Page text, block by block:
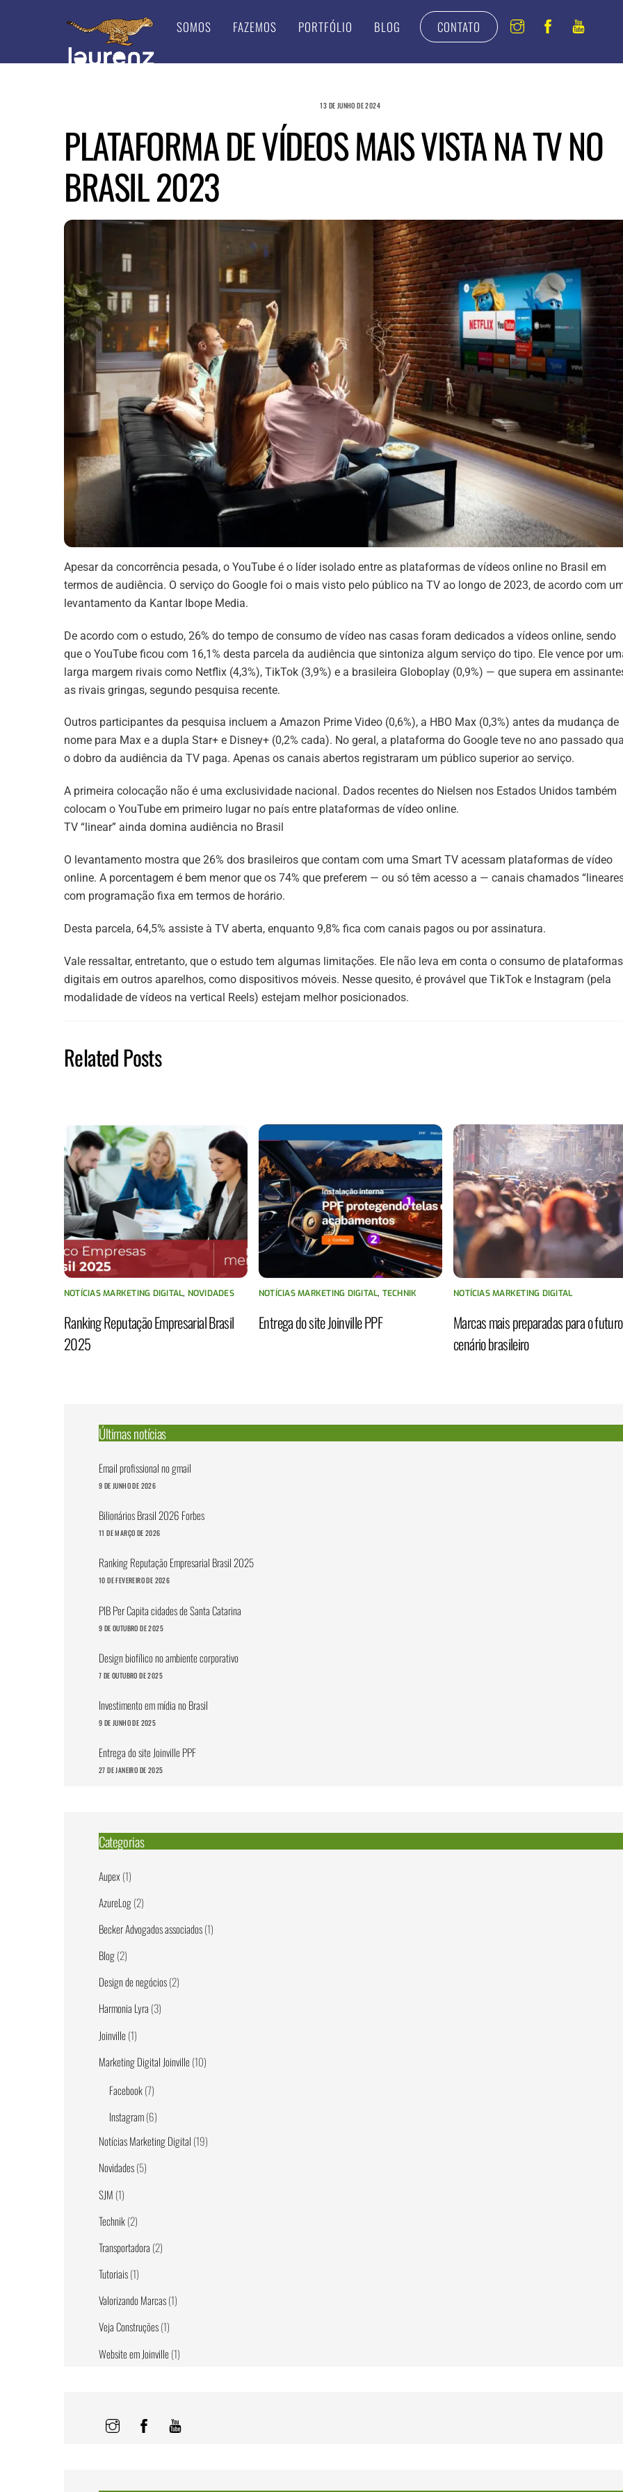
InstagramFacebook
SOMOS FAZEMOS PORTFÓLIO BLOG CONTATO
13 DE JUNHO DE 2024
PLATAFORMA DE VÍDEOS MAIS VISTA NA TV NO
BRASIL 2023
Apesar da concorrência pesada, o YouTube é o líder isolado entre as plataformas de vídeos online no Brasil em
termos de audiência. O serviço do Google foi o mais visto pelo público na TV ao longo de 2023, de acordo com
levantamento da Kantar Ibope Media.
De acordo com o estudo, 26% do tempo de consumo de vídeo nas casas foram dedicados a vídeos online, sendo
que o YouTube ficou com 16,1% desta parcela da audiência que sintoniza algum serviço do tipo. Ele vence por
larga margem rivais como Netflix (4,3%), TikTok (3,9%) e a brasileira Globoplay (0,9%) — que supera em
as rivais gringas, segundo pesquisa recente.
Outros participantes da pesquisa incluem a Amazon Prime Video (0,6%), a HBO Max (0,3%) antes da mudança de
nome para Max e a dupla Star+ e Disney+ (0,2% cada). No geral, a plataforma do Google teve no ano passado
o dobro da audiência da TV paga. Apenas os canais abertos registraram um público superior ao serviço.
A primeira colocação não é uma exclusividade nacional. Dados recentes do Nielsen nos Estados Unidos também
colocam o YouTube em primeiro lugar no país entre plataformas de vídeo online.
TV “linear” ainda domina audiência no Brasil
O levantamento mostra que 26% dos brasileiros que contam com uma Smart TV acessam plataformas de vídeo
online. A porcentagem é bem menor que os 74% que preferem — ou só têm acesso a — canais chamados
com programação fixa em termos de horário.
Desta parcela, 64,5% assiste à TV aberta, enquanto 9,8% fica com canais pagos ou por assinatura.
Vale ressaltar, entretanto, que o estudo tem algumas limitações. Ele não leva em conta o consumo de plataformas
digitais em outros aparelhos, como dispositivos móveis. Nesse quesito, é provável que TikTok e Instagram (pela
modalidade de vídeos na vertical Reels) estejam melhor posicionados.
Related Posts
NOTÍCIAS MARKETING DIGITAL, NOVIDADES
Ranking Reputação Empresarial Brasil
2025
NOTÍCIAS MARKETING DIGITAL, TECHNIK
Entrega do site Joinville PPF
NOTÍCIAS MARKETING DIGITAL
Marcas mais preparadas para o
cenário brasileiro
Últimas notícias
Email profissional no gmail
9 DE JUNHO DE 2026
Bilionários Brasil 2026 Forbes
11 DE MARÇO DE 2026
Ranking Reputação Empresarial Brasil 2025
10 DE FEVEREIRO DE 2026
PIB Per Capita cidades de Santa Catarina
9 DE OUTUBRO DE 2025
Design biofílico no ambiente corporativo
7 DE OUTUBRO DE 2025
Investimento em mídia no Brasil
9 DE JUNHO DE 2025
Entrega do site Joinville PPF
27 DE JANEIRO DE 2025
Categorias
Aupex(1)
AzureLog(2)
Becker Advogados associados(1)
Blog(2)
Design de negócios(2)
Harmonia Lyra (3)
Joinville(1)
Marketing Digital Joinville(10)
Facebook(7)
Instagram(6)
Notícias Marketing Digital (19)
Novidades(5)
SJM (1)
Technik(2)
Transportadora (2)
Tutoriais(1)
Valorizando Marcas(1)
Veja Construções(1)
Website em Joinville(1)
Instagram Facebook